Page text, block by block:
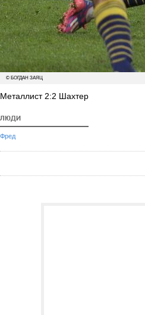
© БОГДАН ЗАЯЦ
Металлист 2:2 Шахтер
ЛЮДИ
Фред